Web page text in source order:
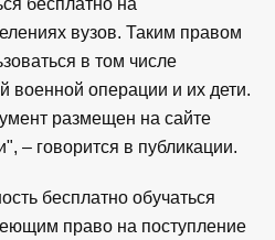
бесплатно на
вузов. Таким правом
в том числе
военной операции и их дети.
размещен на сайте
– говорится в публикации.
бесплатно обучаться
право на поступление